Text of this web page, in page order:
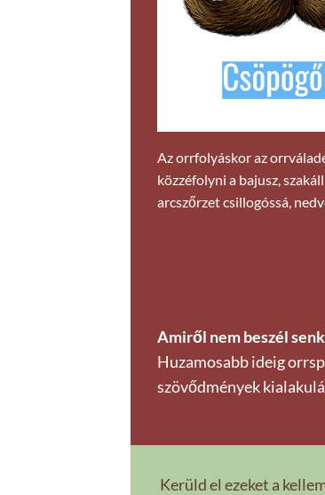
Az orrfolyáskor az
közzéfolyni a bajusz,
arcszőrzet csillogóssá,
Amiről nem beszél
Huzamosabb ideig
szövődmények
Kerüld el ezeket a